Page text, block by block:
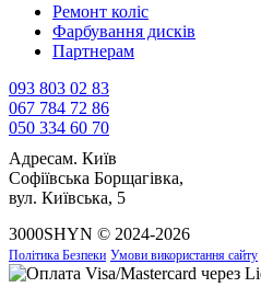
Ремонт коліс
Фарбування дисків
Партнерам
093 803 02 83
067 784 72 86
050 334 60 70
Адресам. Київ
Софіївська Борщагівка,
вул. Київська, 5
3000SHYN © 2024-2026
Політика Безпеки Умови використання сайту